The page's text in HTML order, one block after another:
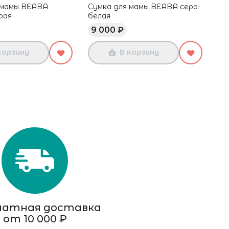
BEABA
Сумка для мамы BEABA серо-
белая
9 000 ₽
В корзину
доставка
от 10 000 ₽